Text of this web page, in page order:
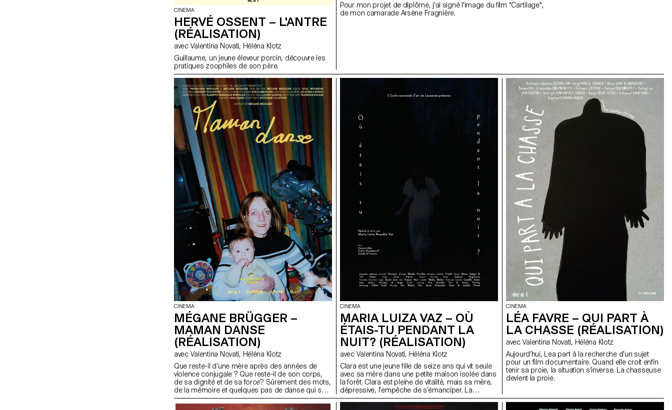
CINEMA
HERVÉ OSSENT – L'ANTRE
(RÉALISATION)
avec Valentina Novati, Héléna Klotz
Guillaume, un jeune éleveur porcin, découvre les
pratiques zoophiles de son père.
Pour mon projet de diplôme, j'ai signé l'image du film "Cartilage",
de mon camarade Arsène Fragnière.
CINEMA
MÉGANE BRÜGGER –
MAMAN DANSE
(RÉALISATION)
avec Valentina Novati, Héléna Klotz
Que reste-il d’une mère après des années de
violence conjugale ? Que reste-il de son corps,
de sa dignité et de sa force? Sûrement des mots,
de la mémoire et quelques pas de danse qui se
transmettent encore.
CINEMA
MARIA LUIZA VAZ – OÙ
ÉTAIS-TU PENDANT LA
NUIT? (RÉALISATION)
avec Valentina Novati, Héléna Klotz
Clara est une jeune fille de seize ans qui vit seule
avec sa mère dans une petite maison isolée dans
la forêt. Clara est pleine de vitalité, mais sa mère,
dépressive, l’empêche de s’émanciper. La
rencontre avec un mystérieux garçon dans la forêt
va mener Clara à transgresser son quotidien.
CINEMA
LÉA FAVRE – QUI PART À
LA CHASSE (RÉALISATION)
avec Valentina Novati, Héléna Klotz
Aujourd’hui, Lea part à la recherche d’un sujet
pour un film documentaire. Quand elle croit enfin
tenir sa proie, la situation s’inverse. La chasseuse
devient la proie.